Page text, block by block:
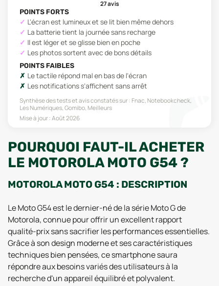
27avis
POINTS FORTS
L'écran est lumineux et se lit bien même dehors
La batterie tient la journée sans recharge
Il est léger et se glisse bien en poche
Les photos sortent avec de bons détails
POINTS FAIBLES
Le tactile répond mal en bas de l'écran
Les notifications s'affichent sans arrêt
Synthèse des tests et avis constatés sur : Fnac, Notebookcheck,
Les Numériques, Gomibo, Meilleurs
Mise à jour :Août 2026
POURQUOI FAUT-IL ACHETER
LE MOTOROLA MOTO G54 ?
MOTOROLA MOTO G54 : DESCRIPTION
Le Moto G54 est le dernier-né de la série Moto G de
Motorola, connue pour offrir un excellent rapport
qualité-prix sans sacrifier les performances essentielles.
Grâce à son design moderne et ses caractéristiques
techniques bien pensées, ce smartphone saura
répondre aux besoins variés des utilisateurs à la
recherche d'un appareil équilibré et polyvalent.